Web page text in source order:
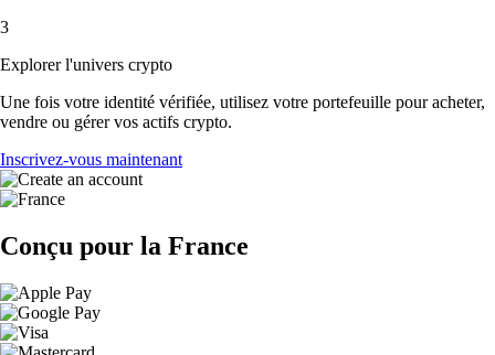
3
Explorer l'univers crypto
Une fois votre identité vérifiée, utilisez votre portefeuille pour acheter,
vendre ou gérer vos actifs crypto.
Inscrivez-vous maintenant
Conçu pour la France